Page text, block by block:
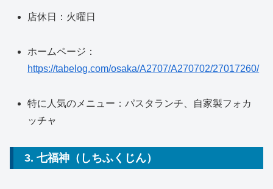
店休日：火曜日
ホームページ：
https://tabelog.com/osaka/A2707/A270702/27017260/
特に人気のメニュー：パスタランチ、自家製フォカ
ッチャ
3. 七福神（しちふくじん）